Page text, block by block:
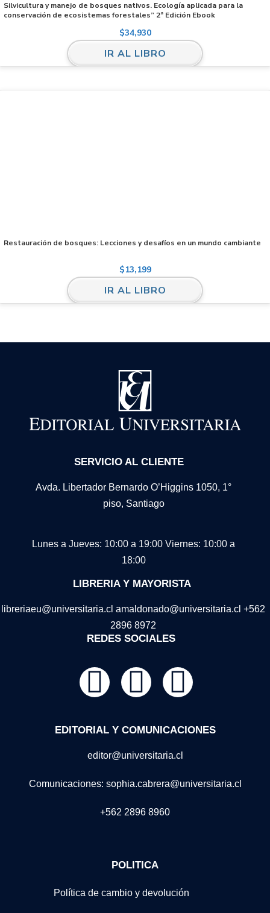
Silvicultura y manejo de bosques nativos. Ecología aplicada para la
conservación de ecosistemas forestales” 2ª Edición Ebook
$34,930
IR AL LIBRO
Restauración de bosques: Lecciones y desafíos en un mundo cambiante
$13,199
IR AL LIBRO
SERVICIO AL CLIENTE
Avda. Libertador Bernardo O’Higgins 1050, 1°
piso, Santiago
Lunes a Jueves: 10:00 a 19:00 Viernes: 10:00 a
18:00
LIBRERIA Y MAYORISTA
libreriaeu@universitaria.cl amaldonado@universitaria.cl +562
2896 8972
REDES SOCIALES
EDITORIAL Y COMUNICACIONES
editor@universitaria.cl
Comunicaciones: sophia.cabrera@universitaria.cl
+562 2896 8960
POLITICA
Política de cambio y devolución